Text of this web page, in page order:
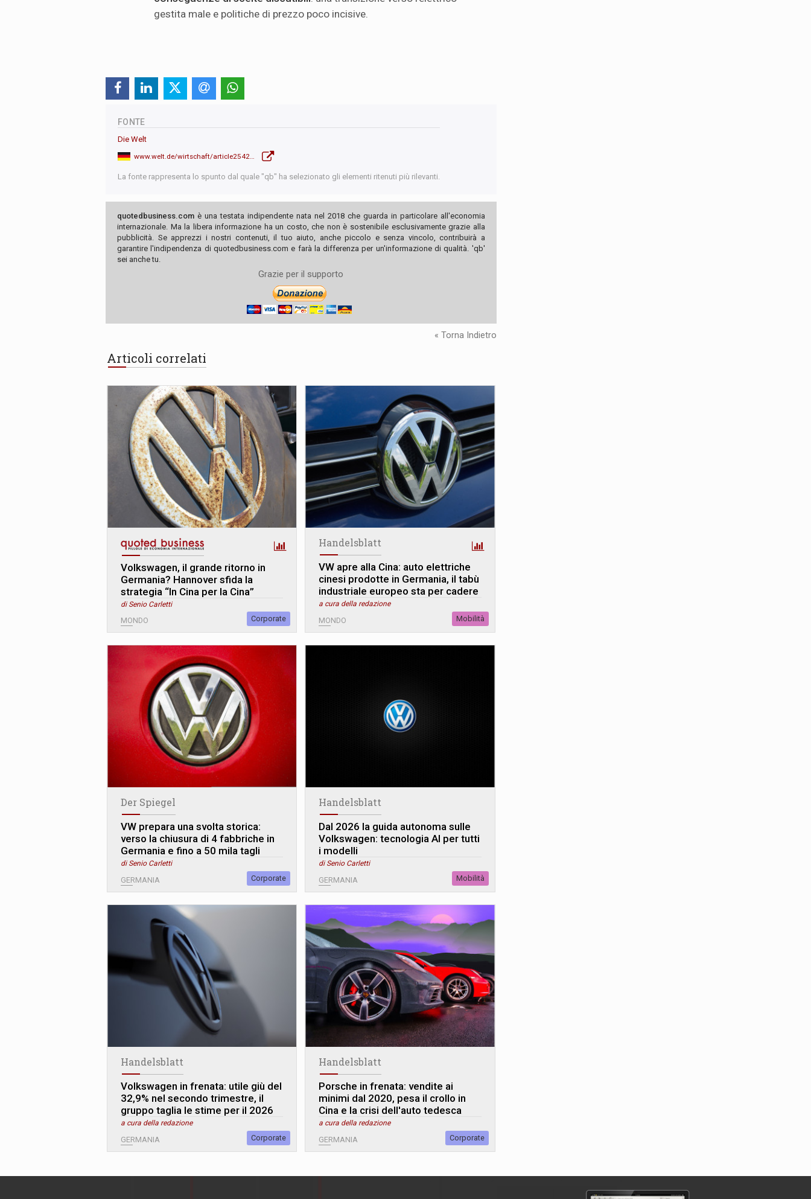
gestita male e politiche di prezzo poco incisive.
FONTE
Die Welt
La fonte rappresenta lo spunto dal quale "qb" ha selezionato gli elementi ritenuti più rilevanti.
quotedbusiness.com è una testata indipendente nata nel 2018 che guarda in particolare all'economia
internazionale. Ma la libera informazione ha un costo, che non è sostenibile esclusivamente grazie alla
pubblicità. Se apprezzi i nostri contenuti, il tuo aiuto, anche piccolo e senza vincolo, contribuirà a
garantire l'indipendenza di quotedbusiness.com e farà la differenza per un'informazione di qualità. 'qb'
sei anche tu.
Grazie per il supporto
« Torna Indietro
Articoli correlati
Volkswagen, il grande ritorno in
Germania? Hannover sfida la
strategia “In Cina per la Cina”
di Senio Carletti
MONDO Corporate
Handelsblatt
VW apre alla Cina: auto elettriche
cinesi prodotte in Germania, il tabù
industriale europeo sta per cadere
a cura della redazione
MONDO Mobilità
Der Spiegel
VW prepara una svolta storica:
verso la chiusura di 4 fabbriche in
Germania e fino a 50 mila tagli
di Senio Carletti
GERMANIA Corporate
Handelsblatt
Dal 2026 la guida autonoma sulle
Volkswagen: tecnologia AI per tutti
i modelli
di Senio Carletti
GERMANIA Mobilità
Handelsblatt
Volkswagen in frenata: utile giù del
32,9% nel secondo trimestre, il
gruppo taglia le stime per il 2026
a cura della redazione
GERMANIA Corporate
Handelsblatt
Porsche in frenata: vendite ai
minimi dal 2020, pesa il crollo in
Cina e la crisi dell'auto tedesca
a cura della redazione
GERMANIA Corporate